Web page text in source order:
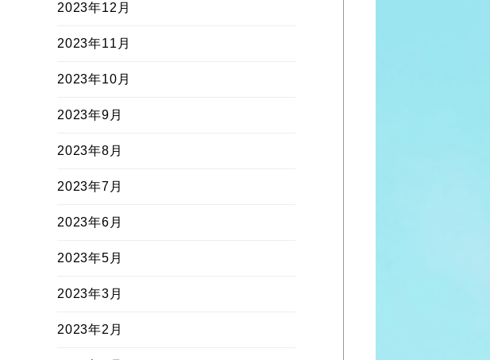
2023年12月
2023年11月
2023年10月
2023年9月
2023年8月
2023年7月
2023年6月
2023年5月
2023年3月
2023年2月